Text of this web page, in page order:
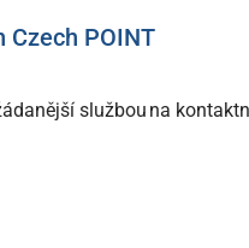
POINT
službou na